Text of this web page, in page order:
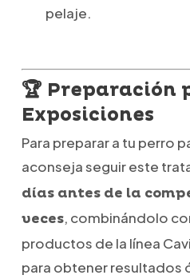
pelaje.
🏆 Preparación
Exposiciones
Para preparar a tu perro
aconseja seguir este
días antes de la
veces, combinándolo
productos de la línea
para obtener resultados